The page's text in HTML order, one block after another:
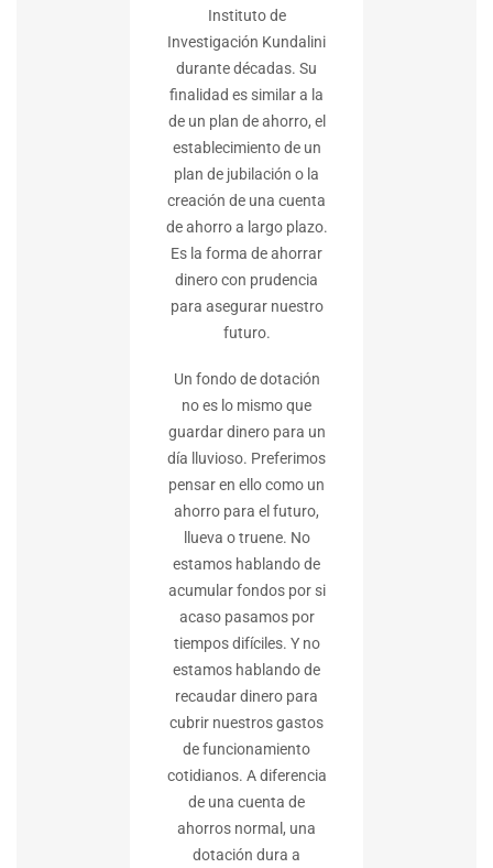
Instituto de
Investigación Kundalini
durante décadas. Su
finalidad es similar a la
de un plan de ahorro, el
establecimiento de un
plan de jubilación o la
creación de una cuenta
de ahorro a largo plazo.
Es la forma de ahorrar
dinero con prudencia
para asegurar nuestro
futuro.
Un fondo de dotación
no es lo mismo que
guardar dinero para un
día lluvioso. Preferimos
pensar en ello como un
ahorro para el futuro,
llueva o truene. No
estamos hablando de
acumular fondos por si
acaso pasamos por
tiempos difíciles. Y no
estamos hablando de
recaudar dinero para
cubrir nuestros gastos
de funcionamiento
cotidianos. A diferencia
de una cuenta de
ahorros normal, una
dotación dura a